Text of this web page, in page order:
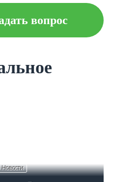
знать об
вопрос
Новости